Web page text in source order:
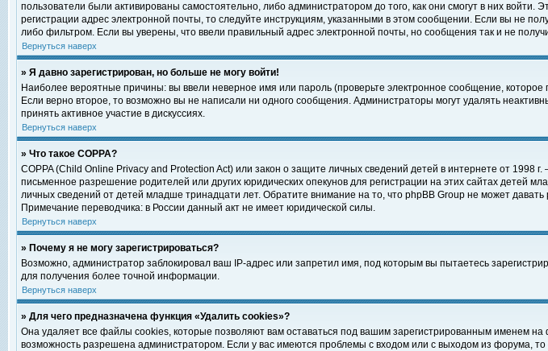
пользователи были активированы самостоятельно, либо администратором до того, как они смогут в них
регистрации адрес электронной почты, то следуйте инструкциям, указанными в этом сообщении. Если вы не
либо фильтром. Если вы уверены, что ввели правильный адрес электронной почты, но сообщения так и не
Вернуться наверх
» Я давно зарегистрирован, но больше не могу войти!
Наиболее вероятные причины: вы ввели неверное имя или пароль (проверьте электронное сообщение,
Если верно второе, то возможно вы не написали ни одного сообщения. Администраторы могут удалять
принять активное участие в дискуссиях.
Вернуться наверх
» Что такое COPPA?
COPPA (Child Online Privacy and Protection Act) или закон о защите личных сведений детей в интернете от
письменное разрешение родителей или других юридических опекунов для регистрации на этих сайтах детей
личных сведений от детей младше тринадцати лет. Обратите внимание на то, что phpBB Group не может
Примечание переводчика: в России данный акт не имеет юридической силы.
Вернуться наверх
» Почему я не могу зарегистрироваться?
Возможно, администратор заблокировал ваш IP-адрес или запретил имя, под которым вы пытаетесь
для получения более точной информации.
Вернуться наверх
» Для чего предназначена функция «Удалить cookies»?
Она удаляет все файлы cookies, которые позволяют вам оставаться под вашим зарегистрированным именем
возможность разрешена администратором. Если у вас имеются проблемы с входом или с выходом из форума,